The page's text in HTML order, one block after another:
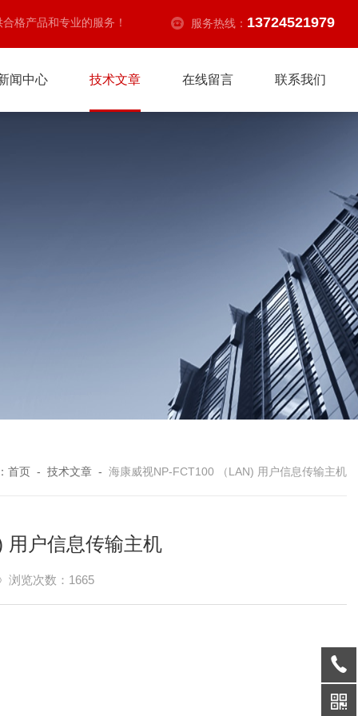
格产品和专业的服务！ 服务热线： 13724521979
闻中心 技术文章 在线留言 联系我们
首页 - 技术文章 - 海康威视NP-FCT100 （LAN) 用户信息传输主机
用户信息传输主机
浏览次数：1665